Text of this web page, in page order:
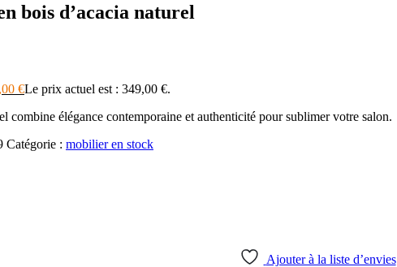
bois d’acacia naturel
€Le prix actuel est : 349,00 €.
combine élégance contemporaine et authenticité pour sublimer votre salon.
Catégorie : mobilier en stock
Ajouter à la liste d’envies